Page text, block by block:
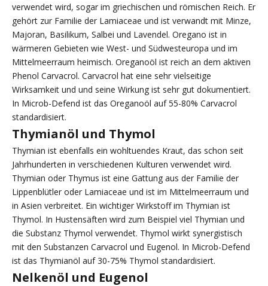
verwendet wird, sogar im griechischen und römischen Reich. Er
gehört zur Familie der Lamiaceae und ist verwandt mit Minze,
Majoran, Basilikum, Salbei und Lavendel. Oregano ist in
wärmeren Gebieten wie West- und Südwesteuropa und im
Mittelmeerraum heimisch. Oreganoöl ist reich an dem aktiven
Phenol Carvacrol. Carvacrol hat eine sehr vielseitige
Wirksamkeit und und seine Wirkung ist sehr gut dokumentiert.
In Microb-Defend ist das Oreganoöl auf 55-80% Carvacrol
standardisiert.
Thymianöl und Thymol
Thymian ist ebenfalls ein wohltuendes Kraut, das schon seit
Jahrhunderten in verschiedenen Kulturen verwendet wird.
Thymian oder Thymus ist eine Gattung aus der Familie der
Lippenblütler oder Lamiaceae und ist im Mittelmeerraum und
in Asien verbreitet. Ein wichtiger Wirkstoff im Thymian ist
Thymol. In Hustensäften wird zum Beispiel viel Thymian und
die Substanz Thymol verwendet. Thymol wirkt synergistisch
mit den Substanzen Carvacrol und Eugenol. In Microb-Defend
ist das Thymianöl auf 30-75% Thymol standardisiert.
Nelkenöl und Eugenol